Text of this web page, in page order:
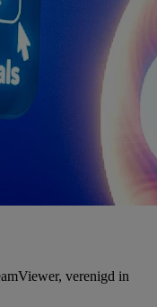
verenigd in